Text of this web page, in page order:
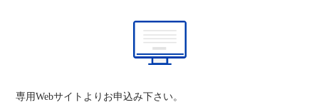
専用Webサイトよりお申込み下さい。